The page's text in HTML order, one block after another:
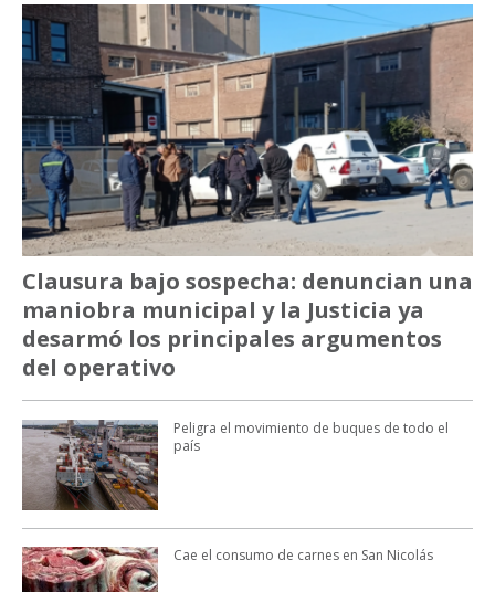
Clausura bajo sospecha: denuncian una
maniobra municipal y la Justicia ya
desarmó los principales argumentos
del operativo
Peligra el movimiento de buques de todo el
país
Cae el consumo de carnes en San Nicolás